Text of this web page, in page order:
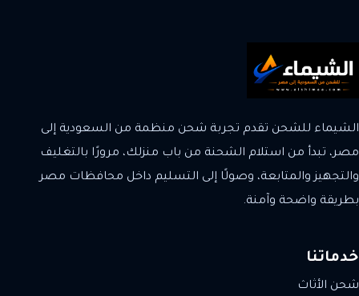
الشيماء للشحن تقدم تجربة شحن منظمة من السعودية إلى
مصر، تبدأ من استلام الشحنة من باب منزلك، مرورًا بالتغليف
والتجهيز والمتابعة، وصولًا إلى التسليم داخل محافظات مصر
بطريقة واضحة وآمنة.
خدماتنا
شحن الأثاث